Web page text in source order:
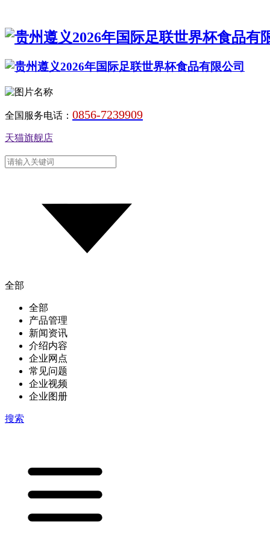
全国服务电话： 0856-7239909
天猫旗舰店
全部
全部
产品管理
新闻资讯
介绍内容
企业网点
常见问题
企业视频
企业图册
搜索